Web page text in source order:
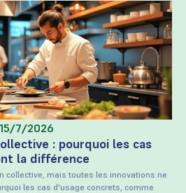
15/7/2026
: pourquoi les cas
la différence
collective, mais toutes les innovations ne
les cas d'usage concrets, comme